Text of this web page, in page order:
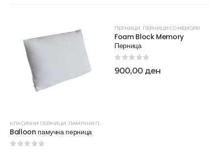
КЛАСИЧНИ ПЕРНИЦИ, ПАМУЧНИ ПЕРНИЦИ
Balloon памучна перница
ПЕРНИЦИ, ПЕРНИЦИ СО МЕМОРИ
Foam Block Memory
Перница
900,00 ден